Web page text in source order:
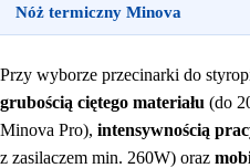
Nóż termiczny Minova
Przy wyborze przecinarki do
grubością ciętego materiału (do
Minova Pro), intensywnością
z zasilaczem min. 260W) oraz